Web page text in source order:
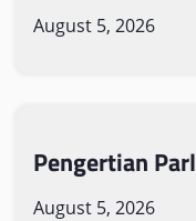
August 5, 2026
Pengertian
August 5, 2026